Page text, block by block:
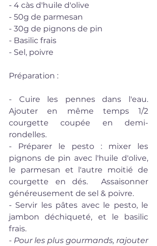
- 4 càs d'huile d'olive
- 50g de parmesan
- 30g de pignons de pin
- Basilic frais
- Sel, poivre
Préparation :
- Cuire les pennes dans l'eau.
Ajouter en même temps 1/2
courgette coupée en demi-
rondelles.
- Préparer le pesto : mixer les
pignons de pin avec l'huile d'olive,
le parmesan et l'autre moitié de
courgette en dés.  Assaisonner
généreusement de sel & poivre.
- Servir les pâtes avec le pesto, le
jambon déchiqueté, et le basilic
frais.
- Pour les plus gourmands, rajouter